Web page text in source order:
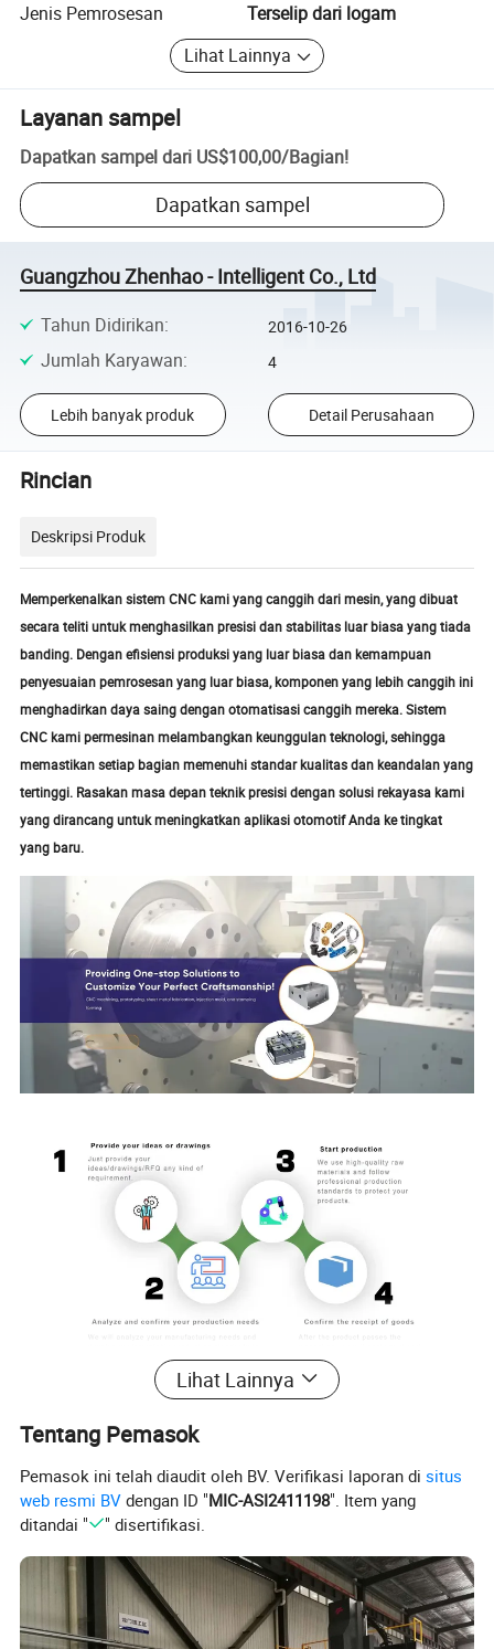
Jenis Pemrosesan
Terselip dari logam
Lihat Lainnya
Layanan sampel
Dapatkan sampel dari US$100,00/Bagian!
Dapatkan sampel
Guangzhou Zhenhao - Intelligent Co., Ltd
Tahun Didirikan: 2016-10-26
Jumlah Karyawan: 4
Lebih banyak produk Detail Perusahaan
Rincian
Deskripsi Produk
Memperkenalkan sistem CNC kami yang canggih dari mesin, yang dibuat
secara teliti untuk menghasilkan presisi dan stabilitas luar biasa yang tiada
banding. Dengan efisiensi produksi yang luar biasa dan kemampuan
penyesuaian pemrosesan yang luar biasa, komponen yang lebih canggih ini
menghadirkan daya saing dengan otomatisasi canggih mereka. Sistem
CNC kami permesinan melambangkan keunggulan teknologi, sehingga
memastikan setiap bagian memenuhi standar kualitas dan keandalan yang
tertinggi. Rasakan masa depan teknik presisi dengan solusi rekayasa kami
yang dirancang untuk meningkatkan aplikasi otomotif Anda ke tingkat
yang baru.
CNC memutar
Temukan presisi proses memutar CNC kami yang
tiada tanding, tempat berseni pemesinan telah
disadari sempurna. Amati sambil bagian kerja
berputar dengan keanggunan, memungkinkan alat
Lihat Lainnya
Tentang Pemasok
Pemasok ini telah diaudit oleh BV. Verifikasi laporan disitus
web resmi BV dengan ID "MIC-ASI2411198". Item yang
ditandai "
" disertifikasi.